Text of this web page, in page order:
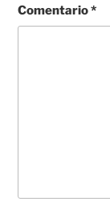
Comentario*